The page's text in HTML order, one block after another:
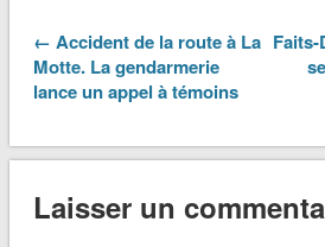
← Accident de la route à La
Motte. La gendarmerie
lance un appel à témoins
Laisser un